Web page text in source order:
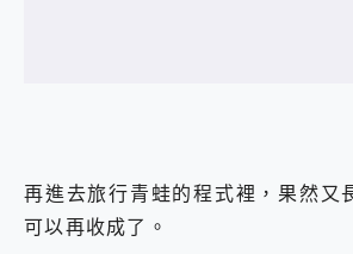
再進去旅行青蛙的程式裡，果然又
可以再收成了。